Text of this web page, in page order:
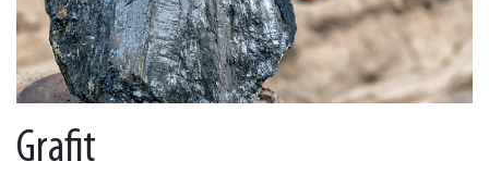
Grafit